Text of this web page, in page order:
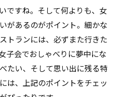
ですね。そして何よりも、女
があるのがポイント。細かな
トランには、必ずまた行きた
子会でおしゃべりに夢中にな
たい、そして思い出に残る特
は、上記のポイントをチェッ